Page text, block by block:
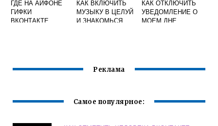
ГДЕ НА АЙФОНЕ
ГИФКИ
ВКОНТАКТЕ
КАК ВКЛЮЧИТЬ
МУЗЫКУ В ЦЕЛУЙ
И ЗНАКОМЬСЯ
КАК ОТКЛЮЧИТЬ
УВЕДОМЛЕНИЕ О
МОЕМ ДНЕ
Реклама
Самое популярное: